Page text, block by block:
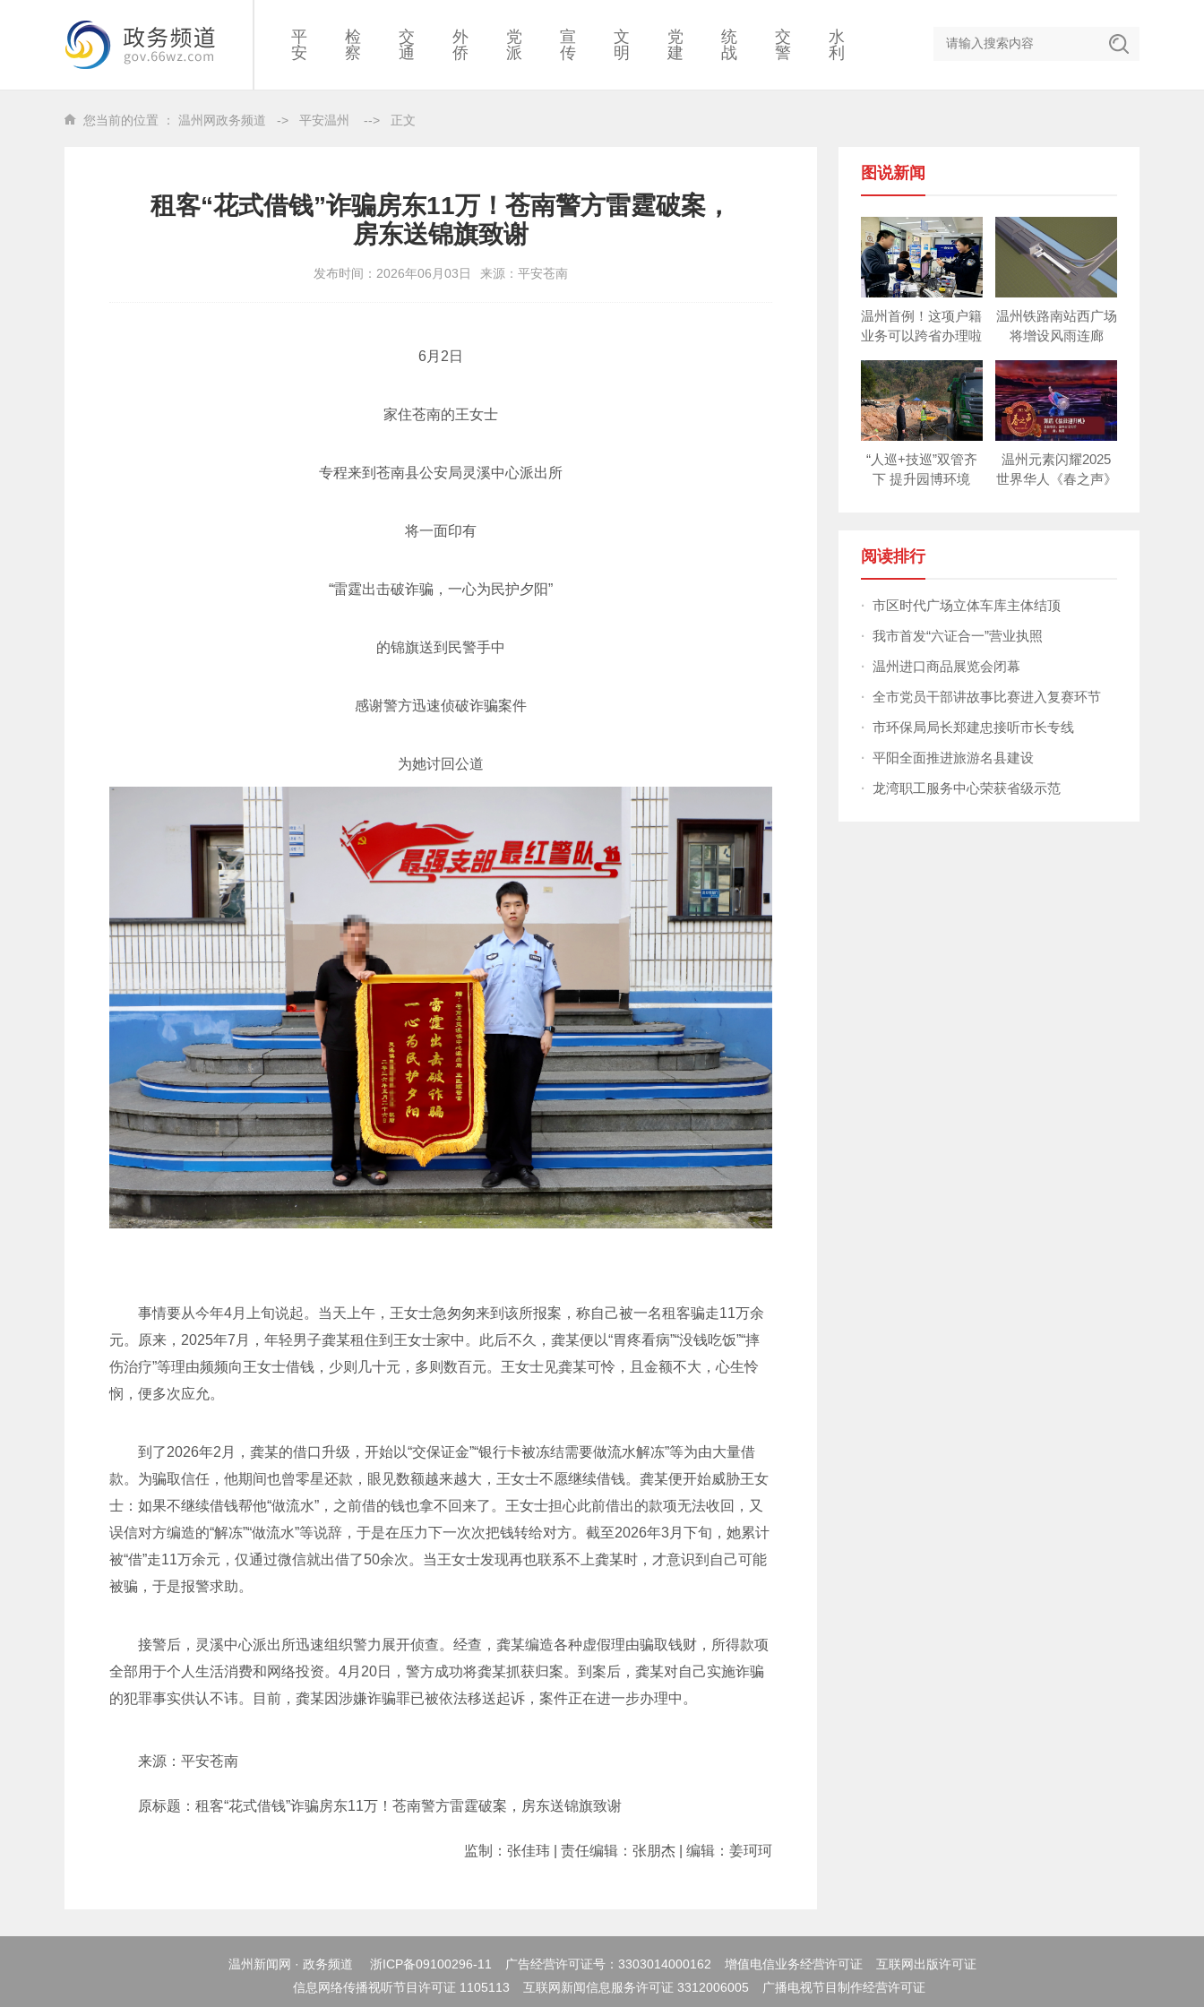
平
安
检
察
交
通
外
侨
党
派
宣
传
文
明
党
建
统
战
交
警
水
利
您当前的位置 ： 温州网政务频道 -> 平安温州 --> 正文
租客“花式借钱”诈骗房东11万！苍南警方雷霆破案，
房东送锦旗致谢
发布时间：2026年06月03日 来源：平安苍南
6月2日
家住苍南的王女士
专程来到苍南县公安局灵溪中心派出所
将一面印有
“雷霆出击破诈骗，一心为民护夕阳”
的锦旗送到民警手中
感谢警方迅速侦破诈骗案件
为她讨回公道
事情要从今年4月上旬说起。当天上午，王女士急匆匆来到该所报案，称自己被一名租客骗走11万余
元。原来，2025年7月，年轻男子龚某租住到王女士家中。此后不久，龚某便以“胃疼看病”“没钱吃饭”“摔
伤治疗”等理由频频向王女士借钱，少则几十元，多则数百元。王女士见龚某可怜，且金额不大，心生怜
悯，便多次应允。
到了2026年2月，龚某的借口升级，开始以“交保证金”“银行卡被冻结需要做流水解冻”等为由大量借
款。为骗取信任，他期间也曾零星还款，眼见数额越来越大，王女士不愿继续借钱。龚某便开始威胁王女
士：如果不继续借钱帮他“做流水”，之前借的钱也拿不回来了。王女士担心此前借出的款项无法收回，又
误信对方编造的“解冻”“做流水”等说辞，于是在压力下一次次把钱转给对方。截至2026年3月下旬，她累计
被“借”走11万余元，仅通过微信就出借了50余次。当王女士发现再也联系不上龚某时，才意识到自己可能
被骗，于是报警求助。
接警后，灵溪中心派出所迅速组织警力展开侦查。经查，龚某编造各种虚假理由骗取钱财，所得款项
全部用于个人生活消费和网络投资。4月20日，警方成功将龚某抓获归案。到案后，龚某对自己实施诈骗
的犯罪事实供认不讳。目前，龚某因涉嫌诈骗罪已被依法移送起诉，案件正在进一步办理中。
来源：平安苍南
原标题：租客“花式借钱”诈骗房东11万！苍南警方雷霆破案，房东送锦旗致谢
监制：张佳玮 | 责任编辑：张朋杰 | 编辑：姜珂珂
图说新闻
温州首例！这项户籍
业务可以跨省办理啦
温州铁路南站西广场
将增设风雨连廊
“人巡+技巡”双管齐
下 提升园博环境
温州元素闪耀2025
世界华人《春之声》
阅读排行
· 市区时代广场立体车库主体结顶
· 我市首发“六证合一”营业执照
· 温州进口商品展览会闭幕
· 全市党员干部讲故事比赛进入复赛环节
· 市环保局局长郑建忠接听市长专线
· 平阳全面推进旅游名县建设
· 龙湾职工服务中心荣获省级示范
温州新闻网 · 政务频道 浙ICP备09100296-11 广告经营许可证号：3303014000162 增值电信业务经营许可证
互联网出版许可证
信息网络传播视听节目许可证 1105113
互联网新闻信息服务许可证 3312006005 广播电视节目制作经营许可证